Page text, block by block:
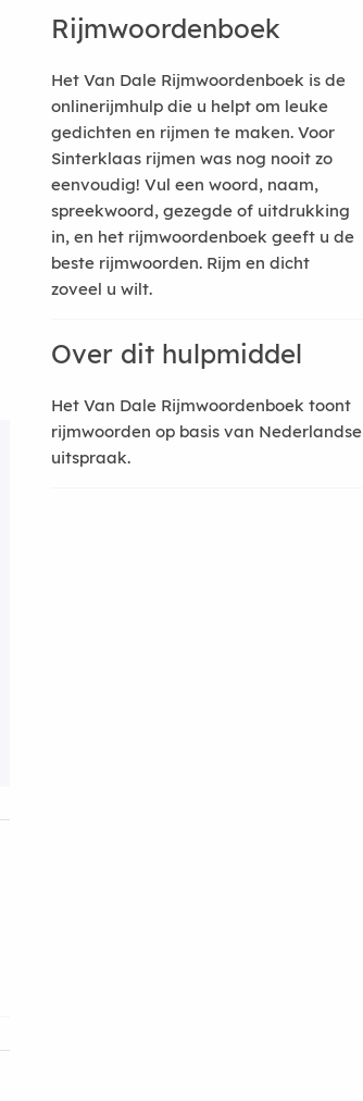
Rijmwoordenboek
Het Van Dale Rijmwoordenboek is de
onlinerijmhulp die u helpt om leuke
gedichten en rijmen te maken. Voor
Sinterklaas rijmen was nog nooit zo
eenvoudig! Vul een woord, naam,
spreekwoord, gezegde of uitdrukking
in, en het rijmwoordenboek geeft u de
beste rijmwoorden. Rijm en dicht
zoveel u wilt.
Over dit hulpmiddel
Het Van Dale Rijmwoordenboek toont
rijmwoorden op basis van Nederlandse
uitspraak.